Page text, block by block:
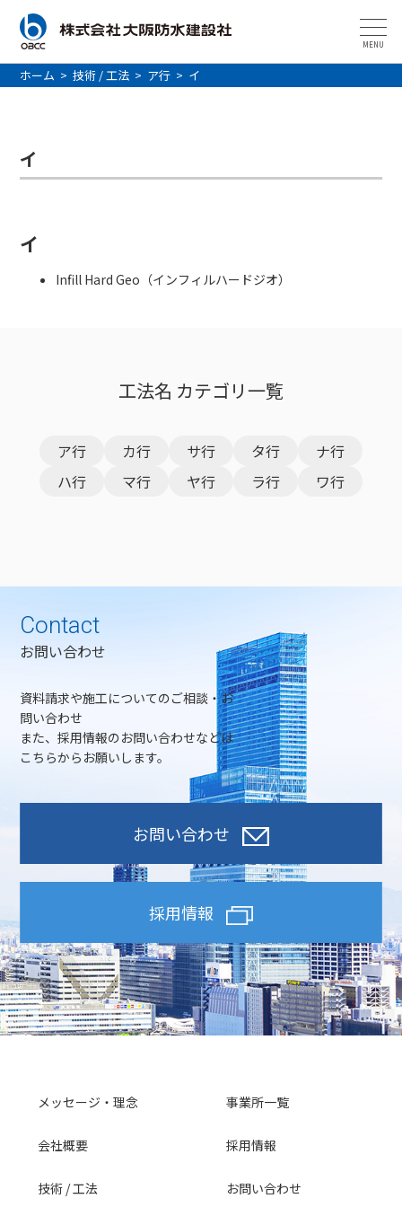
MENU
ホーム >技術 / 工法 > ア行 > イ
イ
イ
Infill Hard Geo（インフィルハードジオ）
工法名 カテゴリ一覧
ア行 カ行 サ行 タ行
ナ行
ハ行
マ行 ヤ行 ラ行 ワ行
Contact
お問い合わせ
資料請求や施工についてのご相談・お
問い合わせ
また、採用情報のお問い合わせなどは
こちらからお願いします。
お問い合わせ
採用情報
メッセージ・理念
会社概要
技術 / 工法
事業所一覧
採用情報
お問い合わせ